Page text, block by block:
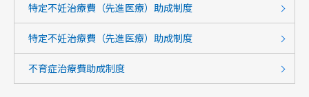
特定不妊治療費（先進医療）助成制度
特定不妊治療費（先進医療）助成制度
不育症治療費助成制度